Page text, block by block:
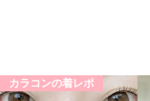
カラコンの着レポ